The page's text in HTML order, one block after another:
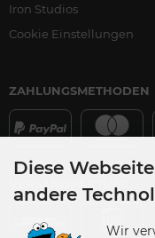
Iron Studios
Cookie Einstellungen
ZAHLUNGSMETHODEN
Diese
andere
Wir